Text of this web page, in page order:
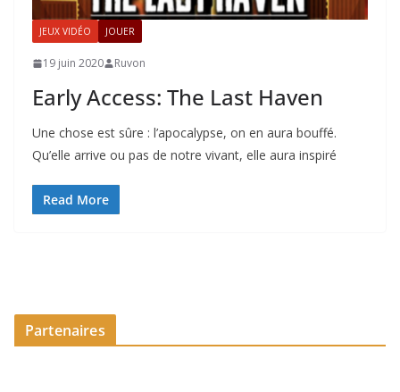
JEUX VIDÉO JOUER
19 juin 2020 Ruvon
Early Access: The Last Haven
Une chose est sûre : l’apocalypse, on en aura bouffé.
Qu’elle arrive ou pas de notre vivant, elle aura inspiré
Read More
Partenaires